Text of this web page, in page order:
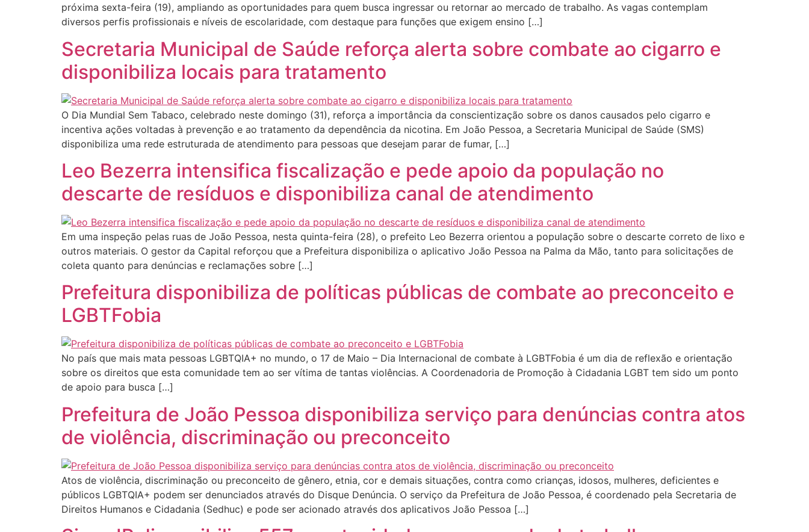
próxima sexta-feira (19), ampliando as oportunidades para quem busca ingressar ou retornar ao mercado de trabalho. As vagas contemplam
diversos perfis profissionais e níveis de escolaridade, com destaque para funções que exigem ensino […]
Secretaria Municipal de Saúde reforça alerta sobre combate ao cigarro e
disponibiliza locais para tratamento
O Dia Mundial Sem Tabaco, celebrado neste domingo (31), reforça a importância da conscientização sobre os danos causados pelo cigarro e
incentiva ações voltadas à prevenção e ao tratamento da dependência da nicotina. Em João Pessoa, a Secretaria Municipal de Saúde (SMS)
disponibiliza uma rede estruturada de atendimento para pessoas que desejam parar de fumar, […]
Leo Bezerra intensifica fiscalização e pede apoio da população no
descarte de resíduos e disponibiliza canal de atendimento
Em uma inspeção pelas ruas de João Pessoa, nesta quinta-feira (28), o prefeito Leo Bezerra orientou a população sobre o descarte correto de lixo e
outros materiais. O gestor da Capital reforçou que a Prefeitura disponibiliza o aplicativo João Pessoa na Palma da Mão, tanto para solicitações de
coleta quanto para denúncias e reclamações sobre […]
Prefeitura disponibiliza de políticas públicas de combate ao preconceito e
LGBTFobia
No país que mais mata pessoas LGBTQIA+ no mundo, o 17 de Maio – Dia Internacional de combate à LGBTFobia é um dia de reflexão e orientação
sobre os direitos que esta comunidade tem ao ser vítima de tantas violências. A Coordenadoria de Promoção à Cidadania LGBT tem sido um ponto
de apoio para busca […]
Prefeitura de João Pessoa disponibiliza serviço para denúncias contra atos
de violência, discriminação ou preconceito
Atos de violência, discriminação ou preconceito de gênero, etnia, cor e demais situações, contra como crianças, idosos, mulheres, deficientes e
públicos LGBTQIA+ podem ser denunciados através do Disque Denúncia. O serviço da Prefeitura de João Pessoa, é coordenado pela Secretaria de
Direitos Humanos e Cidadania (Sedhuc) e pode ser acionado através dos aplicativos João Pessoa […]